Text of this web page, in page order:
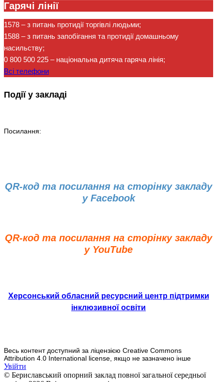
Гарячі лінії
1578 – з питань протидії торгівлі людьми;
1588 – з питань запобігання та протидії домашньому
насильству;
0 800 500 225 – національна дитяча гаряча лінія;
Всі телефони
Події у закладі
Посилання:
QR-код та посилання на сторінку закладу
у Facebook
QR-код та посилання на сторінку закладу
у YouTube
Херсонський обласний ресурсний центр підтримки
інклюзивної освіти
Весь контент доступний за ліцензією Creative Commons
Attribution 4.0 International license, якщо не зазначено інше
Увійти
© Бериславський опорний заклад повної загальної середньої